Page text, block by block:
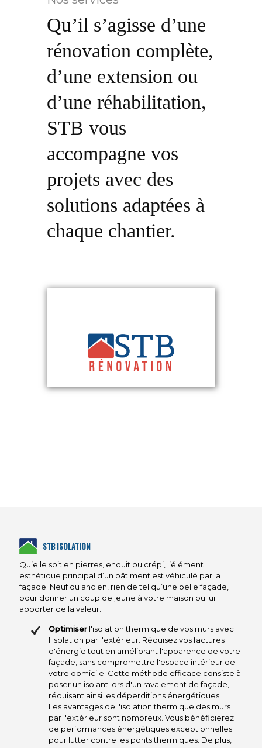
• Maisons individuelles et extensions sur mesure
• Ouverture de murs porteurs et renforcement
structurel
• Dallage, fondations, planchers et élévations
• Réhabilitation lourde et reprises en sous-œuvre
• Aménagements extérieurs et ouvrages techniques
Charpente & Couverture
• Charpentes traditionnelles et fermettes
Qu’il s’agisse d’une
rénovation complète,
d’une extension ou
d’une réhabilitation,
STB vous
accompagne vos
projets avec des
solutions adaptées à
chaque chantier.
STB ISOLATION
Qu’elle soit en pierres, enduit ou crépi, l’élément
esthétique principal d’un bâtiment est véhiculé par la
façade. Neuf ou ancien, rien de tel qu’une belle façade,
pour donner un coup de jeune à votre maison ou lui
apporter de la valeur.
Optimiser l'isolation thermique de vos murs avec
l'isolation par l'extérieur. Réduisez vos factures
d'énergie tout en améliorant l'apparence de votre
façade, sans compromettre l'espace intérieur de
votre domicile. Cette méthode efficace consiste à
poser un isolant lors d'un ravalement de façade,
réduisant ainsi les déperditions énergétiques.
Les avantages de l'isolation thermique des murs
par l'extérieur sont nombreux. Vous bénéficierez
de performances énergétiques exceptionnelles
pour lutter contre les ponts thermiques. De plus,